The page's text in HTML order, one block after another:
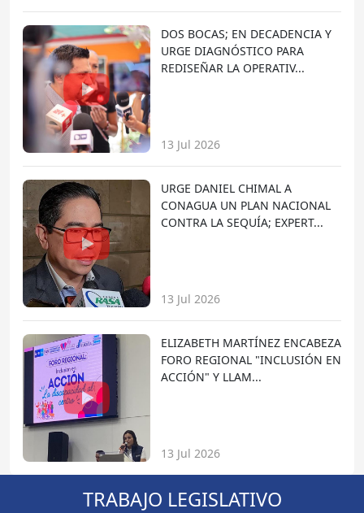
DOS BOCAS; EN DECADENCIA Y
URGE DIAGNÓSTICO PARA
REDISEÑAR LA OPERATIV...
13 Jul 2026
URGE DANIEL CHIMAL A
CONAGUA UN PLAN NACIONAL
CONTRA LA SEQUÍA; EXPERT...
13 Jul 2026
ELIZABETH MARTÍNEZ ENCABEZA
FORO REGIONAL "INCLUSIÓN EN
ACCIÓN" Y LLAM...
13 Jul 2026
TRABAJO LEGISLATIVO